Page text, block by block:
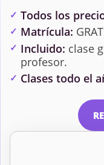
Todos los
Matrícula:
Incluido: clase
profesor.
Clases todo el